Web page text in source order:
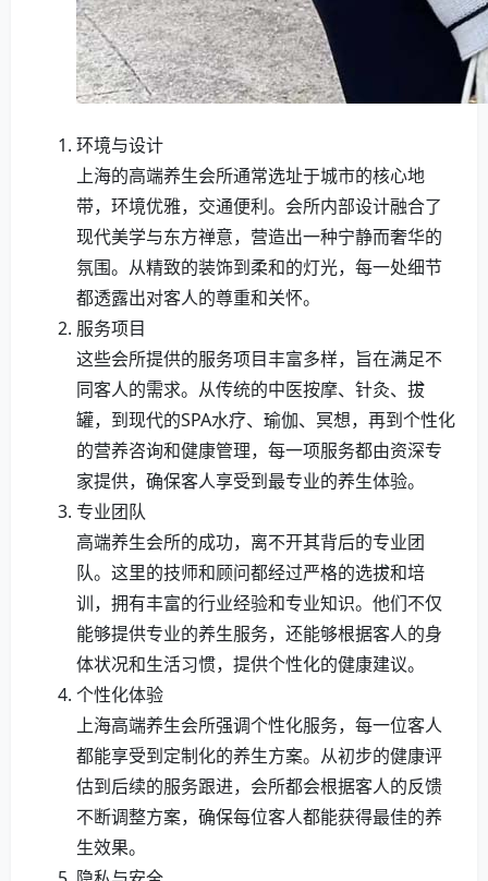
环境与设计
上海的高端养生会所通常选址于城市的核心地
带，环境优雅，交通便利。会所内部设计融合了
现代美学与东方禅意，营造出一种宁静而奢华的
氛围。从精致的装饰到柔和的灯光，每一处细节
都透露出对客人的尊重和关怀。
服务项目
这些会所提供的服务项目丰富多样，旨在满足不
同客人的需求。从传统的中医按摩、针灸、拔
罐，到现代的SPA水疗、瑜伽、冥想，再到个性化
的营养咨询和健康管理，每一项服务都由资深专
家提供，确保客人享受到最专业的养生体验。
专业团队
高端养生会所的成功，离不开其背后的专业团
队。这里的技师和顾问都经过严格的选拔和培
训，拥有丰富的行业经验和专业知识。他们不仅
能够提供专业的养生服务，还能够根据客人的身
体状况和生活习惯，提供个性化的健康建议。
个性化体验
上海高端养生会所强调个性化服务，每一位客人
都能享受到定制化的养生方案。从初步的健康评
估到后续的服务跟进，会所都会根据客人的反馈
不断调整方案，确保每位客人都能获得最佳的养
生效果。